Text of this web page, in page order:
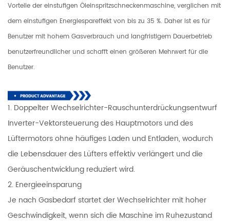
Vorteile der einstufigen Öleinspritzschneckenmaschine, verglichen mit
dem einstufigen Energiespareffekt von bis zu 35 %. Daher ist es für
Benutzer mit hohem Gasverbrauch und langfristigem Dauerbetrieb
benutzerfreundlicher und schafft einen größeren Mehrwert für die
Benutzer.
1. Doppelter Wechselrichter-Rauschunterdrückungsentwurf
Inverter-Vektorsteuerung des Hauptmotors und des
Lüftermotors ohne häufiges Laden und Entladen, wodurch
die Lebensdauer des Lüfters effektiv verlängert und die
Geräuschentwicklung reduziert wird.
2. Energieeinsparung
Je nach Gasbedarf startet der Wechselrichter mit hoher
Geschwindigkeit, wenn sich die Maschine im Ruhezustand